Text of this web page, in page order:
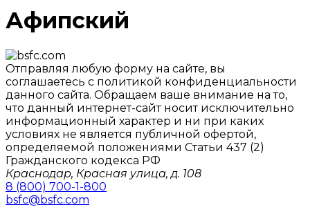
Афипский
Отправляя любую форму на сайте, вы
соглашаетесь с политикой конфиденциальности
данного сайтa. Обращаем ваше внимание на то,
что данный интернет-сайт носит исключительно
информационный характер и ни при каких
условиях не является публичной офертой,
определяемой положениями Статьи 437 (2)
Гражданского кодекса РФ
Краснодар, Красная улица, д. 108
8 (800) 700-1-800
bsfc@bsfc.com